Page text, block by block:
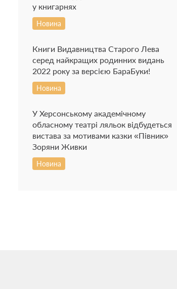
у книгарнях
Новина
Книги Видавництва Старого Лева
серед найкращих родинних видань
2022 року за версією БараБуки!
Новина
У Херсонському академічному
обласному театрі ляльок відбудеться
вистава за мотивами казки «Півник»
Зоряни Живки
Новина